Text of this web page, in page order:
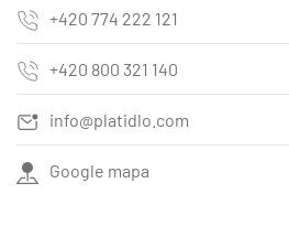
+420 774 222 121
+420 800 321 140
info@platidlo.com
Google mapa